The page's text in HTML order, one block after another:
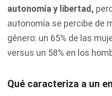
autonomía y libertad,
autonomía se percibe de
género: un 65% de las
versus un 58% en los
Qué caracteriza a un